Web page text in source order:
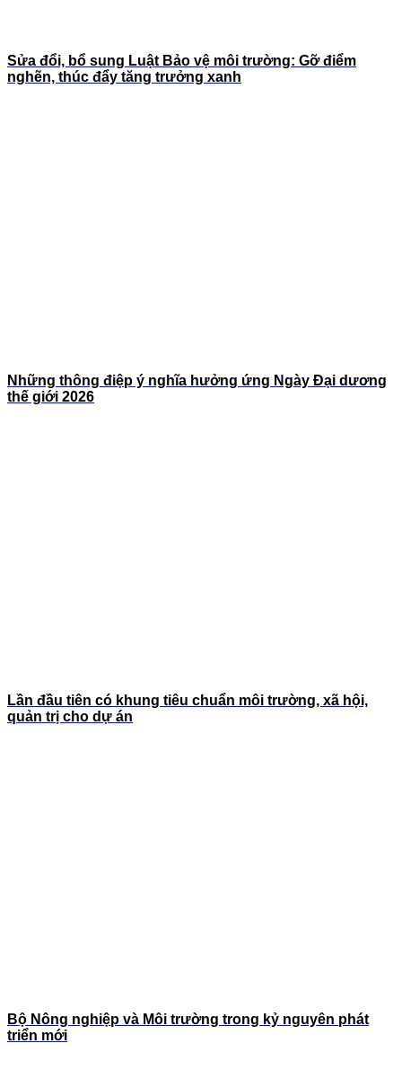
Sửa đổi, bổ sung Luật Bảo vệ môi trường: Gỡ điểm
nghẽn, thúc đẩy tăng trưởng xanh
Những thông điệp ý nghĩa hưởng ứng Ngày Đại dương
thế giới 2026
Lần đầu tiên có khung tiêu chuẩn môi trường, xã hội,
quản trị cho dự án
Bộ Nông nghiệp và Môi trường trong kỷ nguyên phát
triển mới